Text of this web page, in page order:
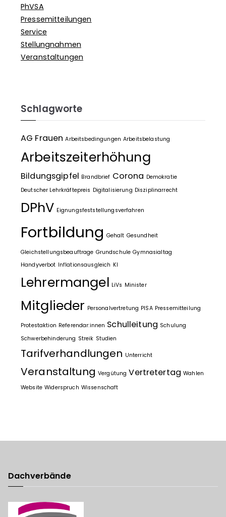
PhVSA
Pressemitteilungen
Service
Stellungnahmen
Veranstaltungen
Schlagworte
AG Frauen Arbeitsbedingungen Arbeitsbelastung
Arbeitszeiterhöhung
Bildungsgipfel Brandbrief Corona Demokratie
Deutscher Lehrkräftepreis Digitalisierung Disziplinarrecht
DPhV Eignungsfeststellungsverfahren
Fortbildung Gehalt Gesundheit
Gleichstellungsbeauftrage Grundschule Gymnasialtag
Handyverbot Inflationsausgleich KI
Lehrermangel LiVs Minister
Mitglieder Personalvertretung PISA Pressemitteilung
Protestaktion Referendar:innen Schulleitung Schulung
Schwerbehinderung Streik Studien
Tarifverhandlungen Unterricht
Veranstaltung Vergütung Vertretertag Wahlen
Website Widerspruch Wissenschaft
Dachverbände